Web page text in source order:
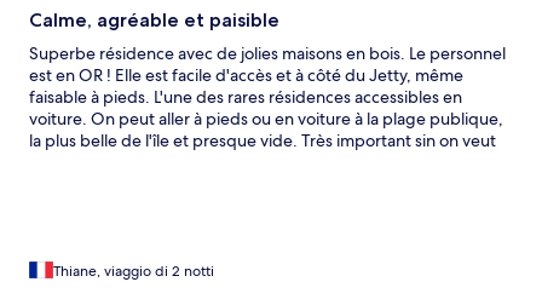
Calme, agréable et paisible
Superbe résidence avec de jolies maisons en bois. Le personnel
est en OR ! Elle est facile d'accès et à côté du Jetty, même
faisable à pieds. L'une des rares résidences accessibles en
voiture. On peut aller à pieds ou en voiture à la plage publique,
la plus belle de l'île et presque vide. Très important sin on veut
Thiane, viaggio di 2 notti